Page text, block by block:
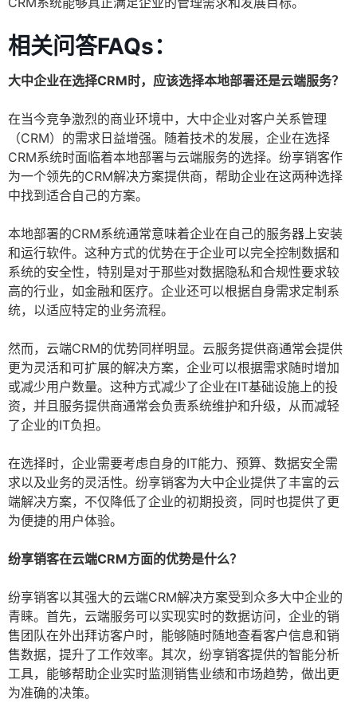
相关问答FAQs：
大中企业在选择CRM时，应该选择本地部署还是云端服务？
在当今竞争激烈的商业环境中，大中企业对客户关系管理
（CRM）的需求日益增强。随着技术的发展，企业在选择
CRM系统时面临着本地部署与云端服务的选择。纷享销客作
为一个领先的CRM解决方案提供商，帮助企业在这两种选择
中找到适合自己的方案。
本地部署的CRM系统通常意味着企业在自己的服务器上安装
和运行软件。这种方式的优势在于企业可以完全控制数据和
系统的安全性，特别是对于那些对数据隐私和合规性要求较
高的行业，如金融和医疗。企业还可以根据自身需求定制系
统，以适应特定的业务流程。
然而，云端CRM的优势同样明显。云服务提供商通常会提供
更为灵活和可扩展的解决方案，企业可以根据需求随时增加
或减少用户数量。这种方式减少了企业在IT基础设施上的投
资，并且服务提供商通常会负责系统维护和升级，从而减轻
了企业的IT负担。
在选择时，企业需要考虑自身的IT能力、预算、数据安全需
求以及业务的灵活性。纷享销客为大中企业提供了丰富的云
端解决方案，不仅降低了企业的初期投资，同时也提供了更
为便捷的用户体验。
纷享销客在云端CRM方面的优势是什么？
纷享销客以其强大的云端CRM解决方案受到众多大中企业的
青睐。首先，云端服务可以实现实时的数据访问，企业的销
售团队在外出拜访客户时，能够随时随地查看客户信息和销
售数据，提升了工作效率。其次，纷享销客提供的智能分析
工具，能够帮助企业实时监测销售业绩和市场趋势，做出更
为准确的决策。